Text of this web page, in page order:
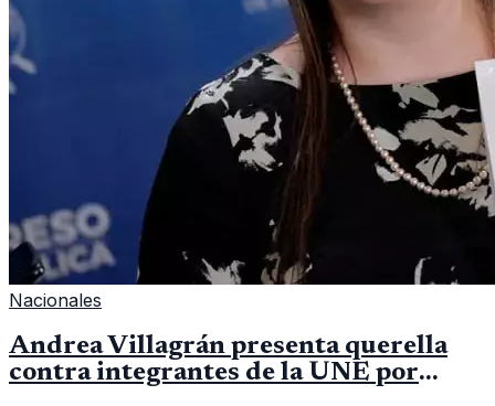
Nacionales
Andrea Villagrán presenta querella
contra integrantes de la UNE por